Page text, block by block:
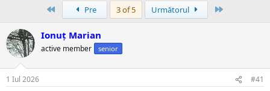
Prima Pre 3 of 5 Următorul
Ionuț Marian
active member senior
1 Iul 2026 #41